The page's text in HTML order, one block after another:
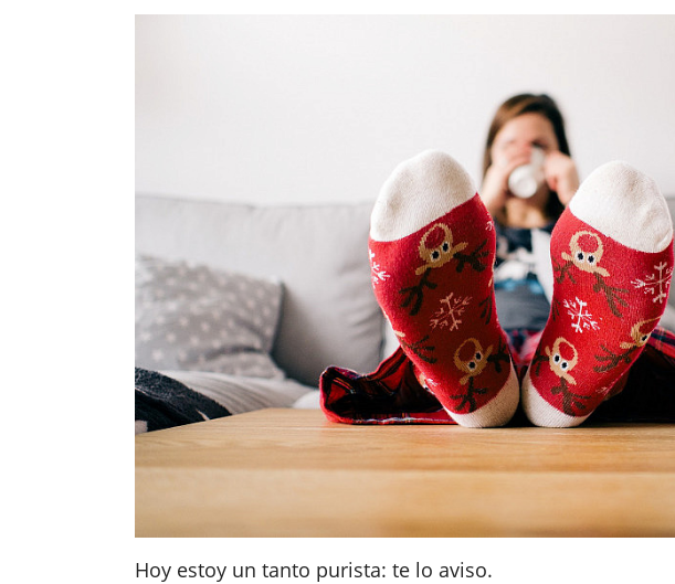
Hoy estoy un tanto purista: te lo aviso.